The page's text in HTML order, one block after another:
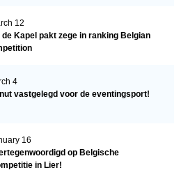
12
de Kapel pakt zege in ranking Belgian
4
vastgelegd voor de eventingsport!
16
op Belgische
in Lier!